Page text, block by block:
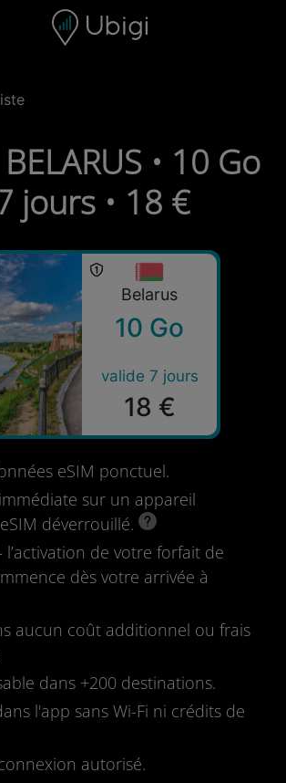
de navigation Bas de page
• 10 Go
jours • 18 €
Belarus
10 Go
valide 7 jours
18 €
eSIM ponctuel.
sur un appareil
déverrouillé.
l’activation de votre forfait de
dès votre arrivée à
aucun coût additionnel ou frais
dans +200 destinations.
l'app sans Wi-Fi ni crédits de
autorisé.